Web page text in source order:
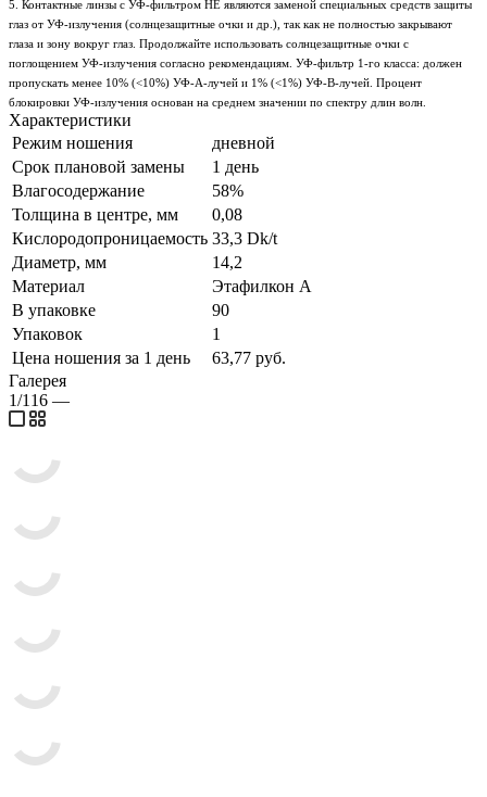
5. Контактные линзы с УФ-фильтром НЕ являются заменой специальных средств защиты
глаз от УФ-излучения (солнцезащитные очки и др.), так как не полностью закрывают
глаза и зону вокруг глаз. Продолжайте использовать солнцезащитные очки с
поглощением УФ-излучения согласно рекомендациям. УФ-фильтр 1-го класса: должен
пропускать менее 10% (<10%) УФ-А-лучей и 1% (<1%) УФ-В-лучей. Процент
блокировки УФ-излучения основан на среднем значении по спектру длин волн.
Характеристики
Режим ношения
дневной
Срок плановой замены
1 день
Влагосодержание
58%
Толщина в центре, мм
0,08
Кислородопроницаемость 33,3 Dk/t
Диаметр, мм
14,2
Материал
Этафилкон А
В упаковке
90
Упаковок
1
Цена ношения за 1 день
63,77 руб.
Галерея
1/116 —